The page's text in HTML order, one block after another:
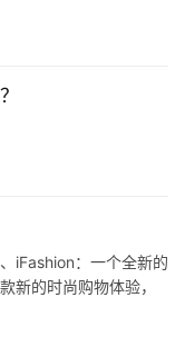
iFashion：一个全新的
新的时尚购物体验，